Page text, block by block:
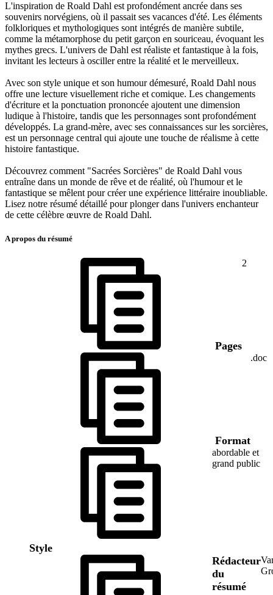
L'inspiration de Roald Dahl est profondément ancrée dans ses
souvenirs norvégiens, où il passait ses vacances d'été. Les éléments
folkloriques et mythologiques sont intégrés de manière subtile,
comme la métamorphose du petit garçon en souriceau, évoquant les
mythes grecs. L'univers de Dahl est réaliste et fantastique à la fois,
invitant les lecteurs à osciller entre la réalité et le merveilleux.
Avec son style unique et son humour démesuré, Roald Dahl nous
offre une lecture visuellement riche et comique. Les changements
d'écriture et la ponctuation prononcée ajoutent une dimension
ludique à l'histoire, tandis que les personnages sont profondément
développés. La grand-mère, avec ses connaissances sur les sorcières,
est un personnage central qui ajoute une touche de réalisme à cette
histoire fantastique.
Découvrez comment "Sacrées Sorcières" de Roald Dahl vous
entraîne dans un monde de rêve et de réalité, où l'humour et le
fantastique se mêlent pour créer une expérience littéraire inoubliable.
Lisez notre résumé détaillé pour plonger dans l'univers enchanteur
de cette célèbre œuvre de Roald Dahl.
A propos du résumé
Pages
2
Format
.doc
Style
abordable et
grand public
Rédacteur
du
résumé